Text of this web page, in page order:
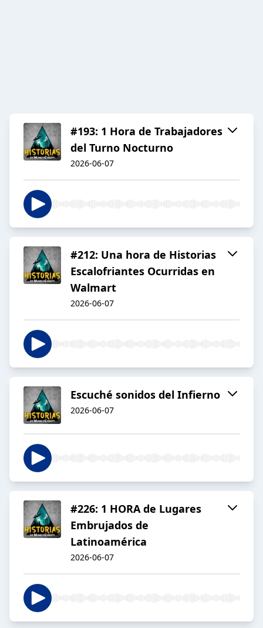
#193: 1 Hora de Trabajadores
del Turno Nocturno
2026-06-07
#212: Una hora de Historias
Escalofriantes Ocurridas en
Walmart
2026-06-07
Escuché sonidos del Infierno
2026-06-07
#226: 1 HORA de Lugares
Embrujados de
Latinoamérica
2026-06-07